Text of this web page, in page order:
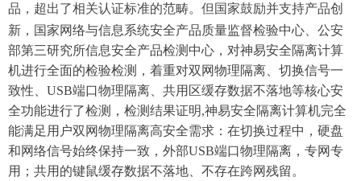
品，超出了相关认证标准的范畴。但国家鼓励并支持产品创
新， 国家网络与信息系统安全产品质量监督检验中心、 公安
部第三研究所信息安全产品检测中心 ， 对神易安全隔离计算
机进行全面的检验检测 ，着重对双网物理隔离、 切换信号一
致性
USB端口物理隔离 共用区缓存数据不落地等核心安
全功能进行了检测， 检测结果证明,神易安全隔离计算机完全
能满足用户双网物理隔离高安全需求 ： 在切换过程中 ， 硬盘
和网络信号始终保持一致 ， 外部USB端口物理隔离，专网专
用； 共用 的键鼠缓存数据不落地、不存在跨网残留 。